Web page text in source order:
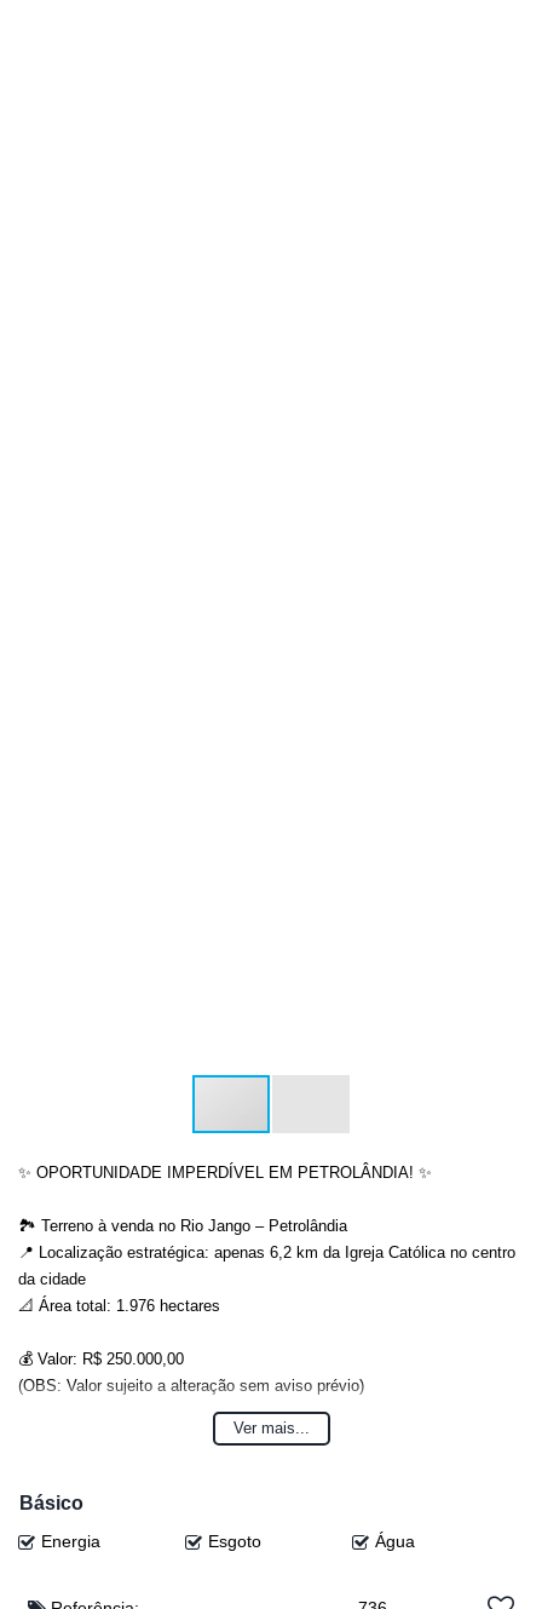
✨ OPORTUNIDADE IMPERDÍVEL EM PETROLÂNDIA! ✨
🏞 Terreno à venda no Rio Jango – Petrolândia
📍 Localização estratégica: apenas 6,2 km da Igreja Católica no centro
da cidade
📐 Área total: 1.976 hectares
💰 Valor: R$ 250.000,00
(OBS: Valor sujeito a alteração sem aviso prévio)
Perfeito para quem busca investir, construir ou garantir um espaço
📲 Eloy: (47) 99941-0041
📲 Lucas: (47) 99143-0145
Ver mais...
Básico
Energia Esgoto Água